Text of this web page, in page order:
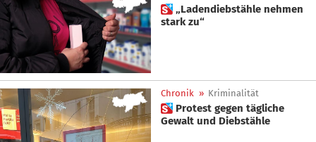
 „Ladendiebstähle nehmen
stark zu“
Chronik » Kriminalität
 Protest gegen tägliche
Gewalt und Diebstähle